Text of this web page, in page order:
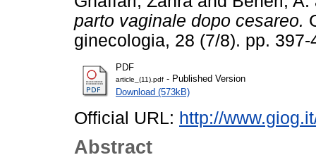
parto vaginale dopo cesareo.
ginecologia, 28 (7/8). pp.
PDF
article_(11).pdf - Published Version
Download (573kB)
Official URL: http://
Abstract